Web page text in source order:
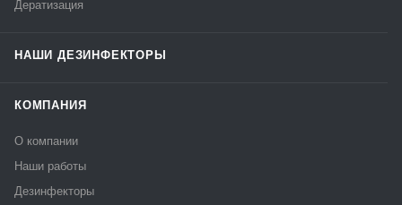
Дератизация
НАШИ ДЕЗИНФЕКТОРЫ
КОМПАНИЯ
О компании
Наши работы
Дезинфекторы